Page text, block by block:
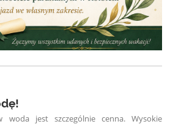
woda jest szczególnie cenna. Wysokie